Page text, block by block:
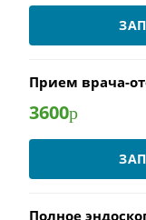
Прием врача-
3600р
Полное